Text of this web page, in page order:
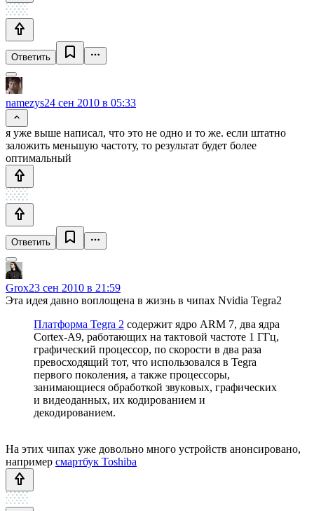
Ответить
namezys24 сен 2010 в 05:33
я уже выше написал, что это не одно и то же. если штатно
заложить меньшую частоту, то результат будет более
оптимальный
Ответить
Grox23 сен 2010 в 21:59
Эта идея давно воплощена в жизнь в чипах Nvidia Tegra2
Платформа Tegra 2 содержит ядро ARM 7, два ядра
Cortex-A9, работающих на тактовой частоте 1 ГГц,
графический процессор, по скорости в два раза
превосходящий тот, что использовался в Tegra
первого поколения, а также процессоры,
занимающиеся обработкой звуковых, графических
и видеоданных, их кодированием и
декодированием.
На этих чипах уже довольно много устройств анонсировано,
например смартбук Toshiba